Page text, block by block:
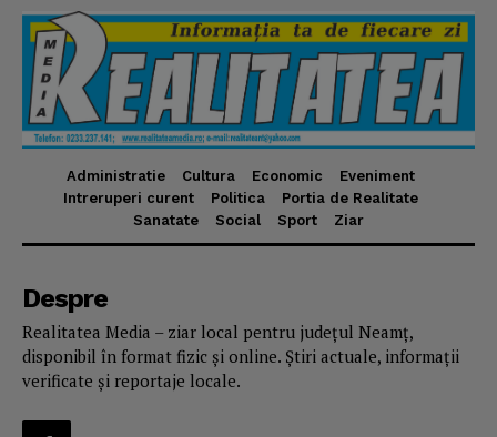
Administratie Cultura Economic
Eveniment
Intreruperi curent
Politica
Portia de Realitate
Sanatate
Social Sport Ziar
Despre
Realitatea Media – ziar local pentru județul Neamț,
disponibil în format fizic și online. Știri actuale, informații
verificate și reportaje locale.